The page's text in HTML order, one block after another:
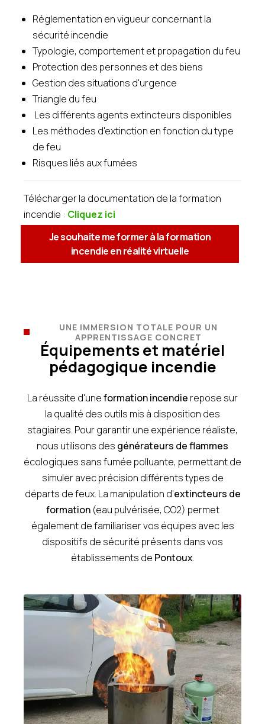
Réglementation en vigueur concernant la
sécurité incendie
Typologie, comportement et propagation du feu
Protection des personnes et des biens
Gestion des situations d'urgence
Triangle du feu
Les différents agents extincteurs disponibles
Les méthodes d'extinction en fonction du type
de feu
Risques liés aux fumées
Télécharger la documentation de la formation
incendie : Cliquez ici
Je souhaite me former à la formation
incendie en réalité virtuelle
UNE IMMERSION TOTALE POUR UN
APPRENTISSAGE CONCRET
Équipements et matériel
pédagogique incendie
La réussite d'uneformation incendie repose sur
la qualité des outils mis à disposition des
stagiaires. Pour garantir une expérience réaliste,
nous utilisons des générateurs de flammes
écologiques sans fumée polluante, permettant de
simuler avec précision différents types de
départs de feux. La manipulation d'extincteurs de
formation(eau pulvérisée, CO2) permet
également de familiariser vos équipes avec les
dispositifs de sécurité présents dans vos
établissements de Pontoux.